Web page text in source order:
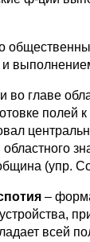
и
во главе
полей
областного
(упр.
–
всей